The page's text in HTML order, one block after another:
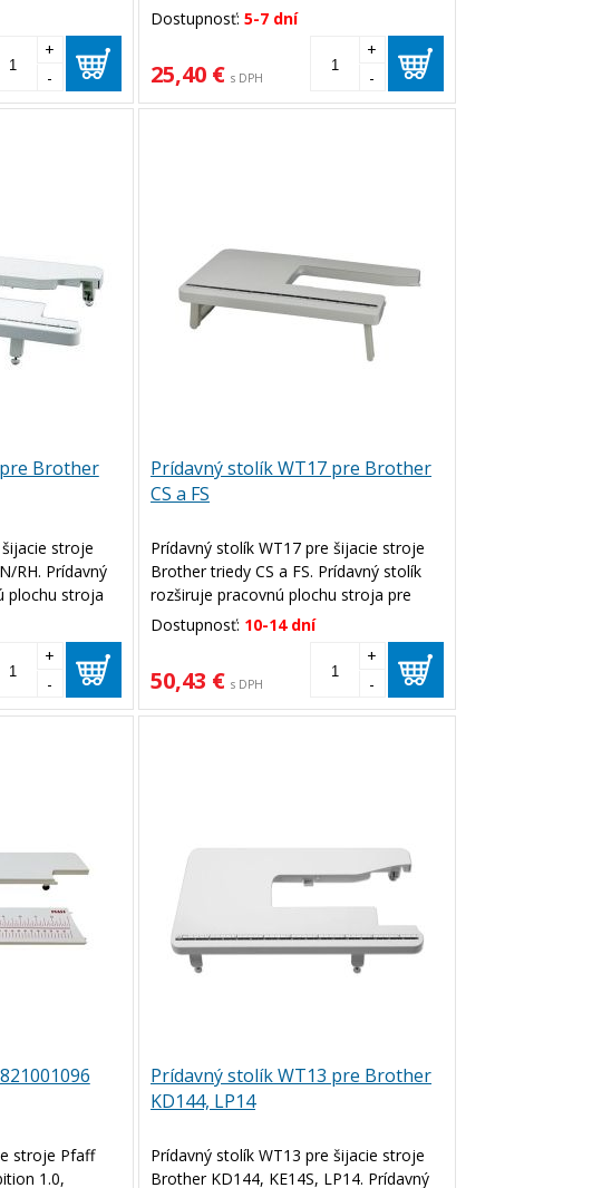
+
-
šijací stroj TEXI BRO.
Dostupnosť: 5-7 dní
25,40 € s DPH
+
-
Brother
stroje
RH. Prídavný
plochu stroja
+
-
Prídavný stolík WT17 pre Brother
CS a FS
Prídavný stolík WT17 pre šijacie stroje
Brother triedy CS a FS. Prídavný stolík
rozširuje pracovnú plochu stroja pre
lepšiu manipuláciu s materiálom.
Dostupnosť: 10-14 dní
50,43 € s DPH
+
-
stroje Pfaff
1.0,
Prídavný stolík WT13 pre Brother
KD144, LP14
Prídavný stolík WT13 pre šijacie stroje
Brother KD144, KE14S, LP14. Prídavný